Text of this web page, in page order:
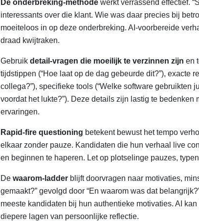
De onderbreking-methode werkt verrassend effectief.
interessants over die klant. Wie was daar precies bij
moeiteloos in op deze onderbreking. AI-voorbereide
draad kwijtraken.
Gebruik detail-vragen die moeilijk te verzinnen zijn en
tijdstippen (“Hoe laat op de dag gebeurde dit?”), exacte
collega?”), specifieke tools (“Welke software gebruikten
voordat het lukte?”). Deze details zijn lastig te
ervaringen.
Rapid-fire questioning betekent bewust het tempo
elkaar zonder pauze. Kandidaten die hun verhaal live
en beginnen te haperen. Let op plotselinge pauzes,
De waarom-ladder blijft doorvragen naar motivaties,
gemaakt?” gevolgd door “En waarom was dat
meeste kandidaten bij hun authentieke motivaties. AI
diepere lagen van persoonlijke reflectie.